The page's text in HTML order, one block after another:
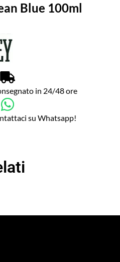
Blue 100ml
in 24/48 ore
su Whatsapp!